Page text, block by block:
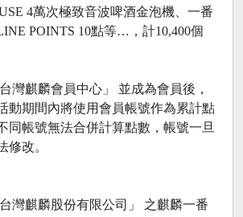
4萬次極致音波啤酒金泡機、一番
POINTS 10點等…，計10,400個
灣麒麟會員中心」 並成為會員後，
動期間內將使用會員帳號作為累計點
同帳號無法合併計算點數，帳號一旦
修改。
灣麒麟股份有限公司」 之麒麟一番